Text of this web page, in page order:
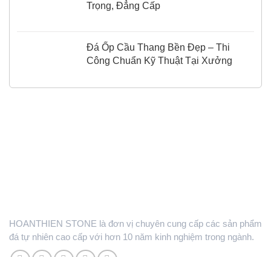
Trọng, Đẳng Cấp
Đá Ốp Cầu Thang Bền Đẹp – Thi
Công Chuẩn Kỹ Thuật Tại Xưởng
HOANTHIEN STONE là đơn vị chuyên cung cấp các sản phẩm
đá tự nhiên cao cấp với hơn 10 năm kinh nghiệm trong ngành.